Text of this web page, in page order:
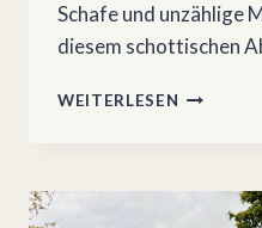
Schafe und unzählige
diesem schottischen
WEITERLESEN WEST